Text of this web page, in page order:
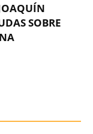
SOBRE